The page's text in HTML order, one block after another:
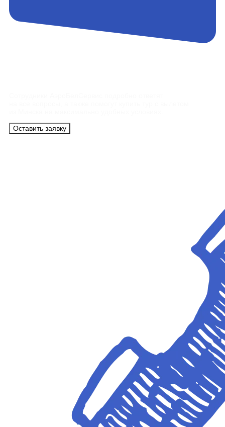
Оставить заявку